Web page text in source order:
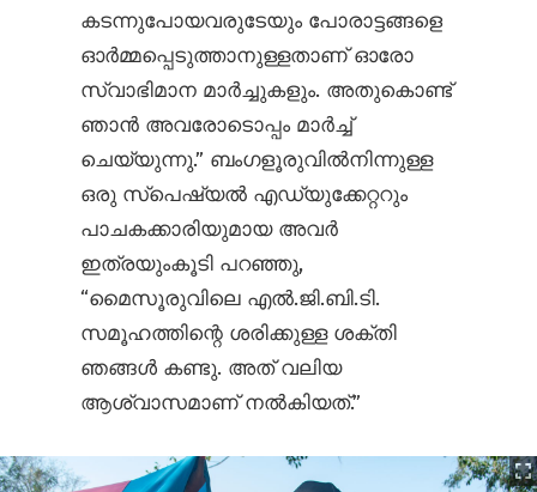
കടന്നുപോയവരുടേയും പോരാട്ടങ്ങളെ
ഓർമ്മപ്പെടുത്താനുള്ളതാണ് ഓരോ
സ്വാഭിമാന മാർച്ചുകളും. അതുകൊണ്ട്
ഞാൻ അവരോടൊപ്പം മാർച്ച്
ചെയ്യുന്നു.” ബംഗളൂരുവിൽനിന്നുള്ള
ഒരു സ്പെഷ്യൽ എഡ്യുക്കേറ്ററും
പാചകക്കാരിയുമായ അവർ
ഇത്രയുംകൂടി പറഞ്ഞു,
“മൈസൂരുവിലെ എൽ.ജി.ബി.ടി.
സമൂഹത്തിന്റെ ശരിക്കുള്ള ശക്തി
ഞങ്ങൾ കണ്ടു. അത് വലിയ
ആശ്വാസമാണ് നൽകിയത്.”